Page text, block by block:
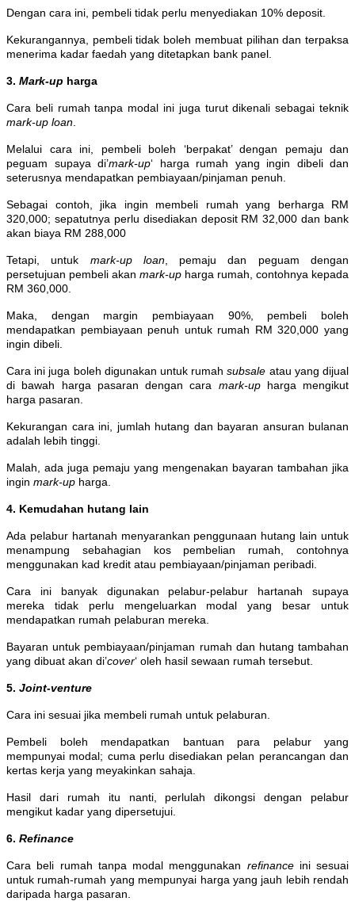
Dengan cara ini, pembeli tidak perlu menyediakan 10% deposit.
Kekurangannya, pembeli tidak boleh membuat pilihan dan terpaksa
menerima kadar faedah yang ditetapkan bank panel.
3. Mark-up harga
Cara beli rumah tanpa modal ini juga turut dikenali sebagai teknik
mark-up loan
Melalui cara ini, pembeli boleh ‘berpakat’ dengan pemaju dan
peguam supaya di’mark-up‘ harga rumah yang ingin dibeli dan
seterusnya mendapatkan pembiayaan/pinjaman penuh.
Sebagai contoh, jika ingin membeli rumah yang berharga RM
320,000; sepatutnya perlu disediakan deposit RM 32,000 dan bank
akan biaya RM 288,000
Tetapi, untuk mark-up loan, pemaju dan peguam dengan
persetujuan pembeli akan mark-up harga rumah, contohnya kepada
RM 360,000.
Maka, dengan margin pembiayaan 90%, pembeli boleh
mendapatkan pembiayaan penuh untuk rumah RM 320,000 yang
ingin dibeli.
Cara ini juga boleh digunakan untuk rumahsubsale atau yang dijual
di bawah harga pasaran dengan cara mark-upharga mengikut
harga pasaran.
Kekurangan cara ini, jumlah hutang dan bayaran ansuran bulanan
adalah lebih tinggi.
Malah, ada juga pemaju yang mengenakan bayaran tambahan jika
ingin mark-up harga.
4. Kemudahan hutang lain
Ada pelabur hartanah menyarankan penggunaan hutang lain untuk
menampung sebahagian kos pembelian rumah, contohnya
menggunakan kad kredit atau pembiayaan/pinjaman peribadi.
Cara ini banyak digunakan pelabur-pelabur hartanah supaya
mereka tidak perlu mengeluarkan modal yang besar untuk
mendapatkan rumah pelaburan mereka.
Bayaran untuk pembiayaan/pinjaman rumah dan hutang tambahan
yang dibuat akan di’cover‘ oleh hasil sewaan rumah tersebut.
5. Joint-venture
Cara ini sesuai jika membeli rumah untuk pelaburan.
Pembeli boleh mendapatkan bantuan para pelabur yang
mempunyai modal; cuma perlu disediakan pelan perancangan dan
kertas kerja yang meyakinkan sahaja.
Hasil dari rumah itu nanti, perlulah dikongsi dengan pelabur
mengikut kadar yang dipersetujui.
6. Refinance
Cara beli rumah tanpa modal menggunakan refinanceini sesuai
untuk rumah-rumah yang mempunyai harga yang jauh lebih rendah
daripada harga pasaran.